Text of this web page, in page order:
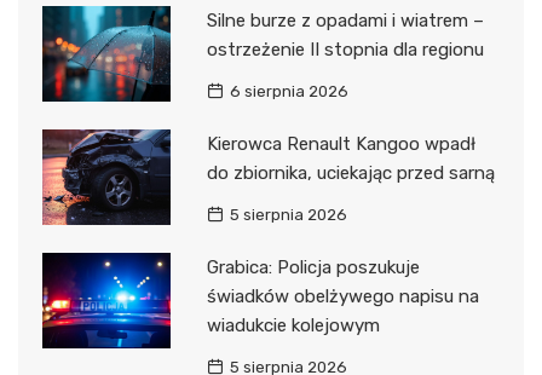
Silne burze z opadami i wiatrem –
ostrzeżenie II stopnia dla regionu
6 sierpnia 2026
Kierowca Renault Kangoo wpadł
do zbiornika, uciekając przed sarną
5 sierpnia 2026
Grabica: Policja poszukuje
świadków obelżywego napisu na
wiadukcie kolejowym
5 sierpnia 2026